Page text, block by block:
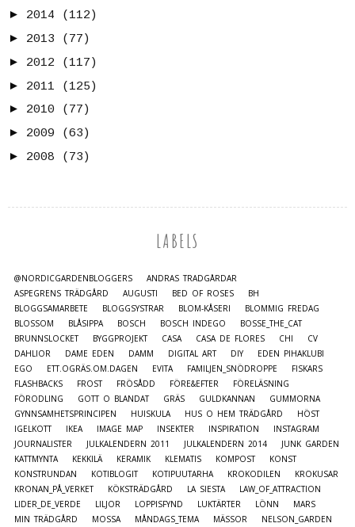
► 2014
(112)
► 2013
(77)
► 2012
(117)
► 2011
(125)
► 2010
(77)
► 2009
(63)
► 2008 (73)
LABELS
@NORDICGARDENBLOGGERS
ANDRAS TRÄDGÅRDAR
ASPEGRENS TRÄDGÅRD
AUGUSTI BED OF ROSES
BH
BLOGGSAMARBETE
BLOGGSYSTRAR BLOM-KÅSERI
BLOMMIG FREDAG
BLOSSOM
BLÅSIPPA BOSCH BOSCH INDEGO
BOSSE_THE_CAT
BRUNNSLOCKET
BYGGPROJEKT CASA CASA DE FLORES CHI
CV
DAHLIOR
DAME EDEN DAMM DIGITAL ART DIY
EDEN PIHAKLUBI
EGO
ETT.OGRÄS.OM.DAGEN EVITA FAMILJEN_SNÖDROPPE
FISKARS
FLASHBACKS
FROST FRÖSÅDD FÖRE&EFTER
FÖRELÄSNING
FÖRODLING
GOTT O BLANDAT GRÄS GULDKANNAN
GUMMORNA
GYNNSAMHETSPRINCIPEN
HUISKULA HUS O HEM TRÄDGÅRD
HÖST
IGELKOTT
IKEA IMAGE MAP INSEKTER INSPIRATION
INSTAGRAM
JOURNALISTER
JULKALENDERN 2011 JULKALENDERN 2014
JUNK GARDEN
KATTMYNTA
KEKKILÄ KERAMIK KLEMATIS KOMPOST
KONST
KONSTRUNDAN
KOTIBLOGIT KOTIPUUTARHA KROKODILEN
KROKUSAR
KRONAN_PÅ_VERKET
KÖKSTRÄDGÅRD LA SIESTA
LAW_OF_ATTRACTION
LIDER_DE_VERDE
LILJOR LOPPISFYND LUKTÄRTER LÖNN
MARS
MIN TRÄDGÅRD
MOSSA MÅNDAGS_TEMA MÄSSOR
NELSON_GARDEN